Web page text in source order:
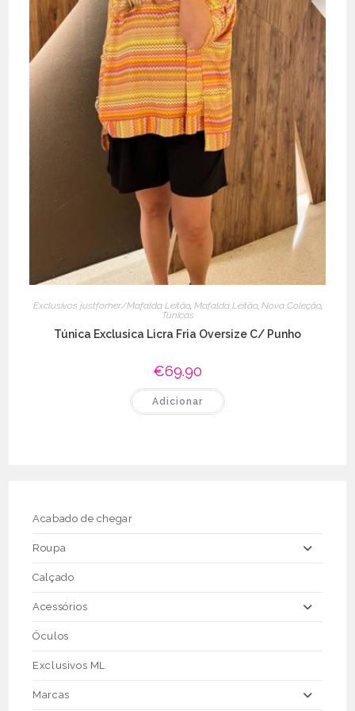
Exclusivos justforher/Mafalda Leitão, Mafalda Leitão, Nova Coleção,
Túnicas
Túnica Exclusica Licra Fria Oversize C/ Punho
€69.90
Adicionar
Acabado de chegar
Roupa
Calçado
Acessórios
Óculos
Exclusivos ML
Marcas